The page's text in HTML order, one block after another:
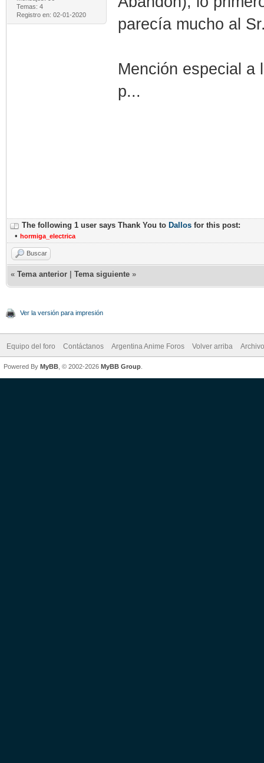
Temas: 4
Registro en: 02-01-2020
parecía mucho al
Mención especial a
p...
The following 1 user says Thank You to Dallos for this post:
• hormiga_electrica
Buscar
« Tema anterior Tema siguiente »
Ver la versión para impresión
Equipo del foro Contáctanos Argentina Anime Foros Volver arriba
Powered By MyBB , © 2002-2026 MyBB Group